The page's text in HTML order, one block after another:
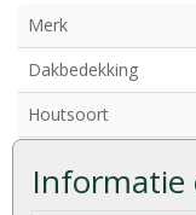
Informatie
Merk
Dakbedekking
Houtsoort